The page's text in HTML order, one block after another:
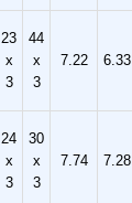
23
x
3
44
x
3
7.22 6.33
24
x
3
30
x
3
7.74 7.28